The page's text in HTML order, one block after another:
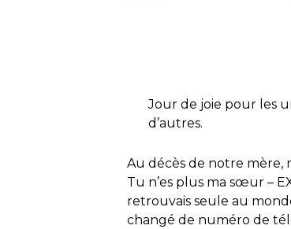
Jour de joie pour les
d’autres.
Au décès de notre mère,
Tu n’es plus ma sœur –
retrouvais seule au
changé de numéro de